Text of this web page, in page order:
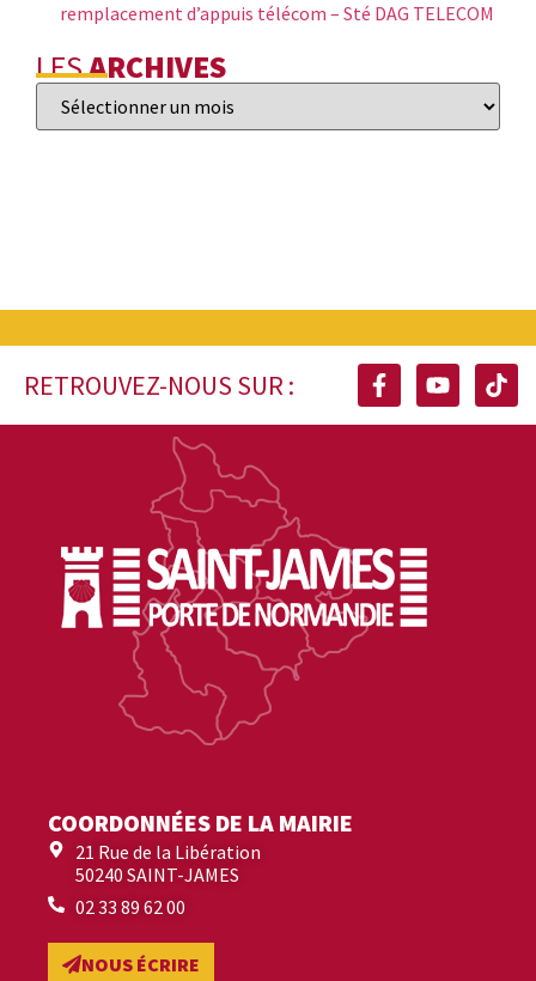
remplacement d’appuis télécom – Sté DAG TELECOM
LESARCHIVES
RETROUVEZ-NOUS SUR :
COORDONNÉES DE LA MAIRIE
21 Rue de la Libération
50240 SAINT-JAMES
02 33 89 62 00
NOUS ÉCRIRE